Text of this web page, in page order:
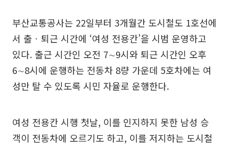
부산교통공사는 22일부터 3개월간 도시철도 1호선에
서 출ㆍ퇴근 시간에 ‘여성 전용칸’을 시범 운영하고
있다. 출근 시간인 오전 7∼9시와 퇴근 시간인 오후
6∼8시에 운행하는 전동차 8량 가운데 5호차에는 여
성만 탈 수 있도록 시민 자율로 운행한다.
여성 전용칸 시행 첫날, 이를 인지하지 못한 남성 승
객이 전동차에 오르기도 하고, 이를 저지하는 도시철